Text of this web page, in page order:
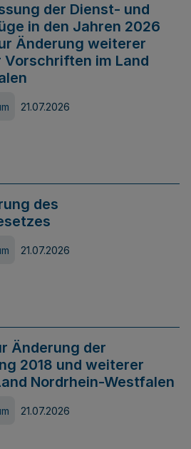
der Dienst- und
in den Jahren 2026
Änderung weiterer
im Land
21.07.2026
des
21.07.2026
Änderung der
2018 und weiterer
Nordrhein-Westfalen
21.07.2026